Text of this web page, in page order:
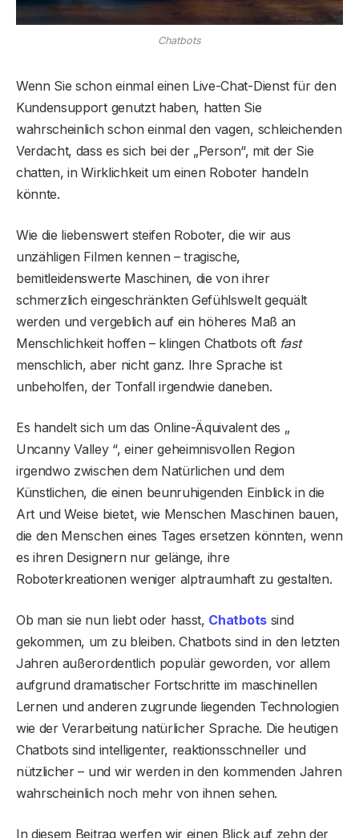
Chatbots
Wenn Sie schon einmal einen Live-Chat-Dienst für den
Kundensupport genutzt haben, hatten Sie
wahrscheinlich schon einmal den vagen, schleichenden
Verdacht, dass es sich bei der „Person“, mit der Sie
chatten, in Wirklichkeit um einen Roboter handeln
könnte.
Wie die liebenswert steifen Roboter, die wir aus
unzähligen Filmen kennen – tragische,
bemitleidenswerte Maschinen, die von ihrer
schmerzlich eingeschränkten Gefühlswelt gequält
werden und vergeblich auf ein höheres Maß an
Menschlichkeit hoffen – klingen Chatbots oft fast
menschlich, aber nicht ganz. Ihre Sprache ist
unbeholfen, der Tonfall irgendwie daneben.
Es handelt sich um das Online-Äquivalent des „
Uncanny Valley “, einer geheimnisvollen Region
irgendwo zwischen dem Natürlichen und dem
Künstlichen, die einen beunruhigenden Einblick in die
Art und Weise bietet, wie Menschen Maschinen bauen,
die den Menschen eines Tages ersetzen könnten, wenn
es ihren Designern nur gelänge, ihre
Roboterkreationen weniger alptraumhaft zu gestalten.
Ob man sie nun liebt oder hasst, Chatbotssind
gekommen, um zu bleiben. Chatbots sind in den letzten
Jahren außerordentlich populär geworden, vor allem
aufgrund dramatischer Fortschritte im maschinellen
Lernen und anderen zugrunde liegenden Technologien
wie der Verarbeitung natürlicher Sprache. Die heutigen
Chatbots sind intelligenter, reaktionsschneller und
nützlicher – und wir werden in den kommenden Jahren
wahrscheinlich noch mehr von ihnen sehen.
In diesem Beitrag werfen wir einen Blick auf zehn der